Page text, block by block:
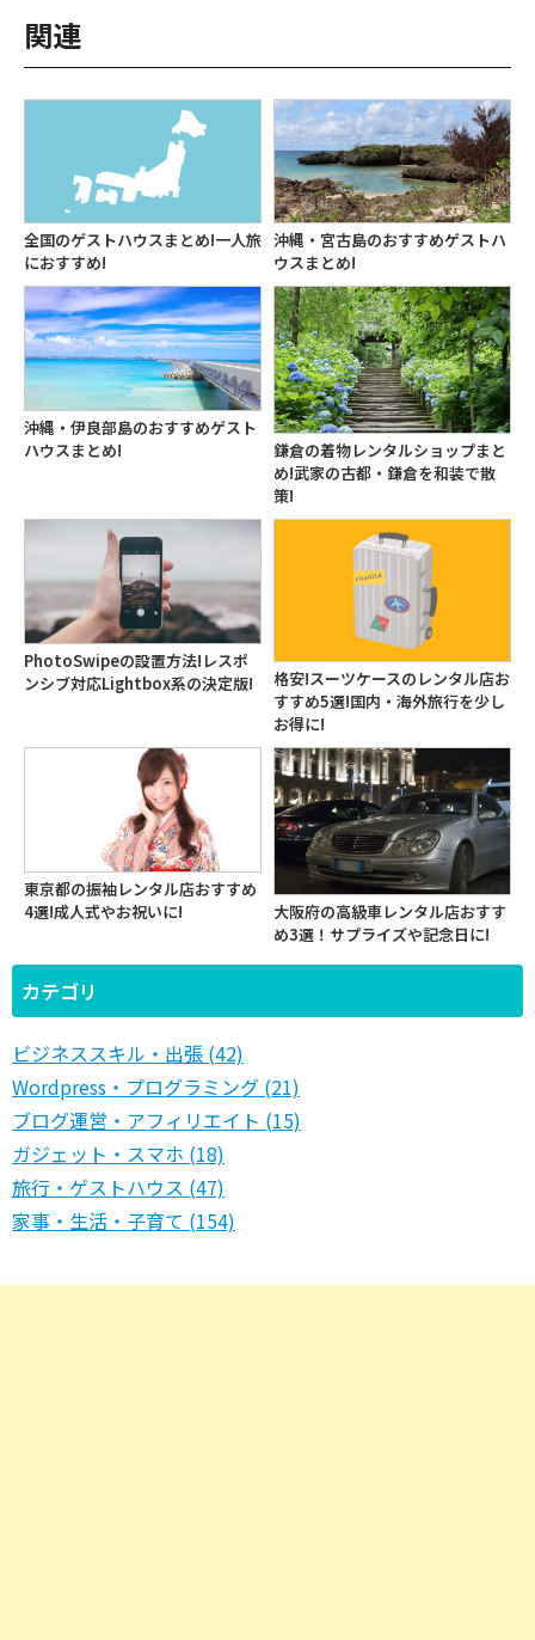
関連
全国のゲストハウスまとめ!一人旅
におすすめ!
沖縄・宮古島のおすすめゲストハ
ウスまとめ!
沖縄・伊良部島のおすすめゲスト
ハウスまとめ!
鎌倉の着物レンタルショップまと
め!武家の古都・鎌倉を和装で散
策!
PhotoSwipeの設置方法!レスポ
ンシブ対応Lightbox系の決定版!
格安!スーツケースのレンタル店お
すすめ5選!国内・海外旅行を少し
お得に!
東京都の振袖レンタル店おすすめ
4選!成人式やお祝いに!
大阪府の高級車レンタル店おすす
め3選！サプライズや記念日に!
カテゴリ
ビジネススキル・出張 (42)
Wordpress・プログラミング (21)
ブログ運営・アフィリエイト (15)
ガジェット・スマホ (18)
旅行・ゲストハウス (47)
家事・生活・子育て (154)